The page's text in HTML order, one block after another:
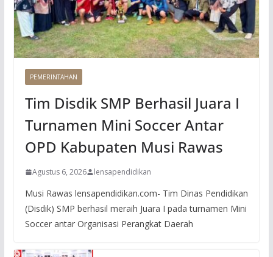
PEMERINTAHAN
Tim Disdik SMP Berhasil Juara I
Turnamen Mini Soccer Antar
OPD Kabupaten Musi Rawas
Agustus 6, 2026 lensapendidikan
Musi Rawas lensapendidikan.com- Tim Dinas Pendidikan
(Disdik) SMP berhasil meraih Juara I pada turnamen Mini
Soccer antar Organisasi Perangkat Daerah